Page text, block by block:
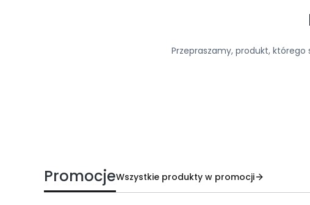
Przepraszamy, produkt, którego
PromocjeWszystkie produkty w promocji